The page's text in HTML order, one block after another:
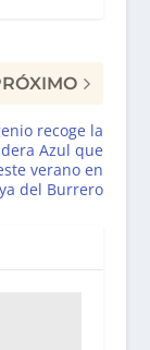
recoge la
Azul que
verano en
del Burrero